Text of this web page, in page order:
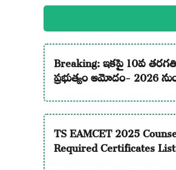
Breaking: ఇకపై 10వ తరగతి
ప్రభుత్వం ఆమోదం- 2026
TS EAMCET 2025
Required Certificates List